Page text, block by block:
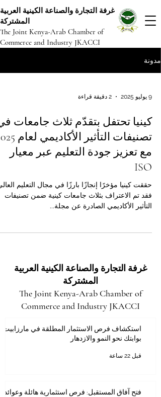
غرفة التجارة والصناعة الكينية العربية
المشتركة
The Joint Kenya-Arab Chamber of
Commerce and Industry JKACCI
مدونة
9 يوليو 2025 2 دقيقة قراءة
كينيا تحتفل بتقدّم ثلاث جامعات
مع تعزيز جودة التعليم عبر معيار
ISO
حققت كينيا مؤخرًا إنجازًا بارزًا في مجال التعليم
فقد تم الاعتراف بثلاث جامعات كينية ضمن تصنيفات
التأثير الأكاديمي الصادرة عن مجلة...
غرفة التجارة والصناعة الكينية العربية
المشتركة
The Joint Kenya-Arab Chamber of
Commerce and Industry JKACCI
استكشاف فرص الاستثمار المطلقة في مارزابيت:
بوابتك نحو النمو والازدهار
قبل 22 ساعة
فتح آفاق المستقبل: فرص استثمارية هائلة وعوائد